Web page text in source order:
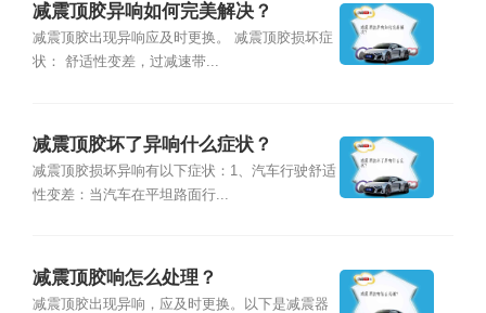
减震顶胶异响如何完美解决？
减震顶胶出现异响应及时更换。 减震顶胶损坏症
状： 舒适性变差，过减速带...
减震顶胶坏了异响什么症状？
减震顶胶损坏异响有以下症状：1、汽车行驶舒适
性变差：当汽车在平坦路面行...
减震顶胶响怎么处理？
减震顶胶出现异响，应及时更换。以下是减震器